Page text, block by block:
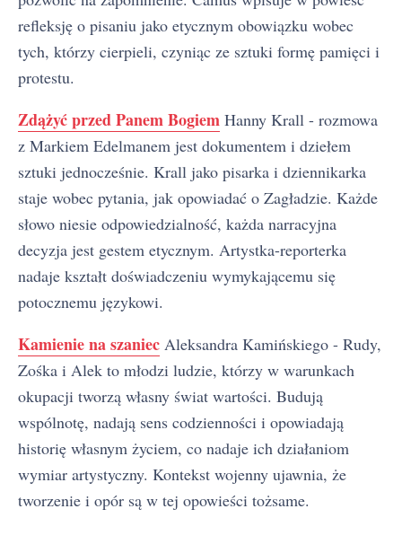
refleksję o pisaniu jako etycznym obowiązku wobec
tych, którzy cierpieli, czyniąc ze sztuki formę pamięci i
protestu.
Zdążyć przed Panem Bogiem Hanny Krall - rozmowa
z Markiem Edelmanem jest dokumentem i dziełem
sztuki jednocześnie. Krall jako pisarka i dziennikarka
staje wobec pytania, jak opowiadać o Zagładzie. Każde
słowo niesie odpowiedzialność, każda narracyjna
decyzja jest gestem etycznym. Artystka-reporterka
nadaje kształt doświadczeniu wymykającemu się
potocznemu językowi.
Kamienie na szaniec Aleksandra Kamińskiego - Rudy,
Zośka i Alek to młodzi ludzie, którzy w warunkach
okupacji tworzą własny świat wartości. Budują
wspólnotę, nadają sens codzienności i opowiadają
historię własnym życiem, co nadaje ich działaniom
wymiar artystyczny. Kontekst wojenny ujawnia, że
tworzenie i opór są w tej opowieści tożsame.